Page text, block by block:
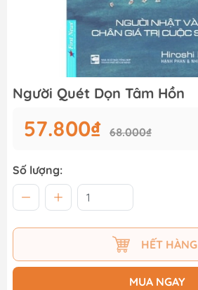
Người Quét Dọn Tâm Hồn
57.800₫ 68.000₫
Số lượng:
HẾT HÀNG
MUA NGAY